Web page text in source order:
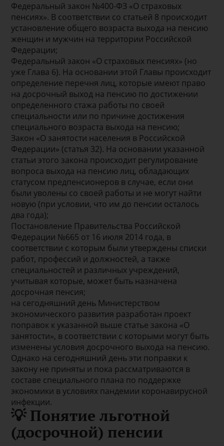
Федеральный закон №400-ФЗ «О страховых
пенсиях». В соответствии со статьей 8 происходит
установление общего возраста выхода на пенсию
женщин и мужчин на территории Российской
Федерации;
Федеральный закон «О страховых пенсиях» (но
уже Глава 6). На основании этой Главы происходит
определение перечня лиц, которые имеют право
на досрочный выход на пенсию по достижении
определенного стажа работы по своей
специальности или по причине достижения
специального возраста выхода на пенсию;
Закон «О занятости населения в Российской
Федерации» (статья 32). На основании указанной
статьи этого закона происходит регулирование
вопроса выхода на пенсию лиц, обладающих
статусом предпенсионеров в случае, если они
были уволены со своей работы и не могут найти
новую (при условии, что им до пенсии осталось
два года);
Постановление Правительства Российской
Федерации №665 от 16 июля 2014 года, в
соответствии с которым были утверждены списки
работ, профессий и должностей, а также
специальностей и различных учреждений,
учитывая которые, может быть назначена
досрочная пенсия;
на сегодняшний день Министерством
экономического развития разработан проект
поправок к указанной выше статье закона «О
занятости», в соответствии с которыми могут быть
изменены условия досрочного выхода на пенсию.
Однако на сегодняшний день эти поправки к
закону не приняты и пока рассматриваются в
составе специального плана по поддержке
экономики в условиях пандемии коронавирусной
инфекции.
💡 Понятие льготной
(досрочной) пенсии